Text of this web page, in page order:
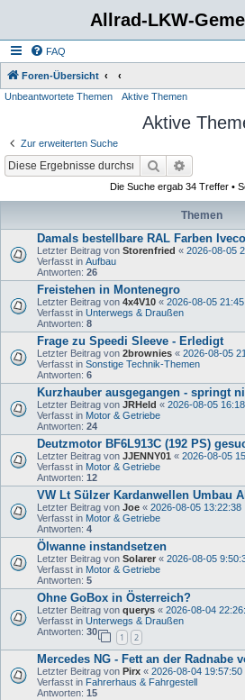
Allrad-LKW-
FAQ
Foren-Übersicht
Unbeantwortete Themen Aktive Themen
Aktive
Zur erweiterten Suche
Suche
Die Suche ergab 34 Treffer •
Themen
Damals bestellbare RAL Farben
Letzter Beitrag von Storenfried « 2026-08-05
Verfasst in Aufbau
Antworten: 26
Freistehen in Montenegro
Letzter Beitrag von 4x4V10 « 2026-08-05
Verfasst in Unterwegs & Draußen
Antworten: 8
Frage zu Speedi Sleeve - Erledigt
Letzter Beitrag von 2brownies « 2026-08-05
Verfasst in Sonstige Technik-Themen
Antworten: 6
Kurzhauber ausgegangen - springt
Letzter Beitrag von JRHeld « 2026-08-05
Verfasst in Motor & Getriebe
Antworten: 24
Deutzmotor BF6L913C (192 PS)
Letzter Beitrag von JJENNY01 « 2026-08-05
Verfasst in Motor & Getriebe
Antworten: 12
VW Lt Sülzer Kardanwellen Umbau
Letzter Beitrag von Joe « 2026-08-05 13:22:38
Verfasst in Motor & Getriebe
Antworten: 4
Ölwanne instandsetzen
Letzter Beitrag von Solarer « 2026-08-05
Verfasst in Motor & Getriebe
Antworten: 5
Ohne GoBox in Österreich?
Letzter Beitrag von querys « 2026-08-04
Verfasst in Unterwegs & Draußen
Antworten: 30
1 2
Mercedes NG - Fett an der Radnabe
Letzter Beitrag von Pirx « 2026-08-04 19:57:50
Verfasst in Fahrerhaus & Fahrgestell
Antworten: 15